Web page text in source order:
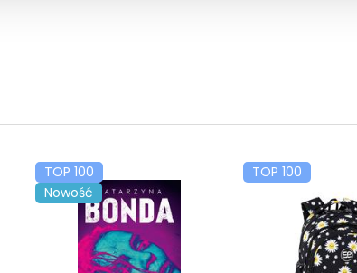
TOP 100
Nowość
TOP 100